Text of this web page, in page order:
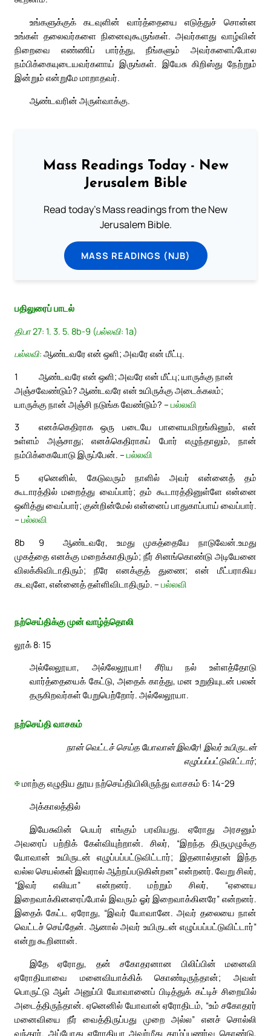
உங்களுக்குக் கடவுளின் வார்த்தையை எடுத்துச் சொன்ன
உங்கள் தலைவர்களை நினைவுகூருங்கள். அவர்களது வாழ்வின்
நிறைவை எண்ணிப் பார்த்து, நீங்களும் அவர்களைப்போல
நம்பிக்கையுடையவர்களாய் இருங்கள். இயேசு கிறிஸ்து நேற்றும்
இன்றும் என்றுமே மாறாதவர்.
ஆண்டவரின் அருள்வாக்கு.
Mass Readings Today - New
Jerusalem Bible
Read today's Mass readings from the New
Jerusalem Bible.
MASS READINGS (NJB)
பதிலுரைப் பாடல்
திபா 27: 1. 3. 5. 8b-9 (பல்லவி: 1a)
பல்லவி: ஆண்டவரே என் ஒளி; அவரே என் மீட்பு.
1
ஆண்டவரே என் ஒளி; அவரே என் மீட்பு; யாருக்கு நான்
அஞ்சவேண்டும்? ஆண்டவரே என் உயிருக்கு அடைக்கலம்;
யாருக்கு நான் அஞ்சி நடுங்க வேண்டும்? – பல்லவி
3
எனக்கெதிராக ஒரு படையே பாளையமிறங்கினும், என்
உள்ளம் அஞ்சாது; எனக்கெதிராகப் போர் எழுந்தாலும், நான்
நம்பிக்கையோடு இருப்பேன். – பல்லவி
5
ஏனெனில், கேடுவரும் நாளில் அவர் என்னைத் தம்
கூடாரத்தில் மறைத்து வைப்பார்; தம் கூடாரத்தினுள்ளே என்னை
ஒளித்து வைப்பார்; குன்றின்மேல் என்னைப் பாதுகாப்பாய் வைப்பார்.
– பல்லவி
8b
ஆண்டவரே, உமது முகத்தையே நாடுவேன்.
9
உமது
முகத்தை எனக்கு மறைக்காதிரும்; நீர் சினங்கொண்டு அடியேனை
விலக்கிவிடாதிரும்; நீரே எனக்குத் துணை; என் மீட்பராகிய
கடவுளே, என்னைத் தள்ளிவிடாதிரும். – பல்லவி
நற்செய்திக்கு முன் வாழ்த்தொலி
லூக் 8: 15
அல்லேலூயா, அல்லேலூயா! சீரிய நல் உள்ளத்தோடு
வார்த்தையைக் கேட்டு, அதைக் காத்து, மன உறுதியுடன் பலன்
தருகிறவர்கள் பேறுபெற்றோர். அல்லேலூயா.
நற்செய்தி வாசகம்
நான் வெட்டச் செய்த யோவான் இவரே! இவர் உயிருடன்
எழுப்பப்பட்டுவிட்டார்;
✠மாற்கு எழுதிய தூய நற்செய்தியிலிருந்து வாசகம் 6: 14-29
அக்காலத்தில்
இயேசுவின் பெயர் எங்கும் பரவியது. ஏரோது அரசனும்
அவரைப் பற்றிக் கேள்வியுற்றான். சிலர், “இறந்த திருமுழுக்கு
யோவான் உயிருடன் எழுப்பப்பட்டுவிட்டார்; இதனால்தான் இந்த
வல்ல செயல்கள் இவரால் ஆற்றப்படுகின்றன” என்றனர். வேறு சிலர்,
“இவர் எலியா” என்றனர். மற்றும் சிலர், “ஏனைய
இறைவாக்கினரைப்போல் இவரும் ஓர் இறைவாக்கினரே” என்றனர்.
இதைக் கேட்ட ஏரோது, “இவர் யோவானே. அவர் தலையை நான்
வெட்டச் செய்தேன். ஆனால் அவர் உயிருடன் எழுப்பப்பட்டுவிட்டார்”
என்று கூறினான்.
இதே ஏரோது, தன் சகோதரனான பிலிப்பின் மனைவி
ஏரோதியாவை மனைவியாக்கிக் கொண்டிருந்தான்; அவள்
பொருட்டு ஆள் அனுப்பி யோவானைப் பிடித்துக் கட்டிச் சிறையில்
அடைத்திருந்தான். ஏனெனில் யோவான் ஏரோதிடம், “உம் சகோதரர்
மனைவியை நீர் வைத்திருப்பது முறை அல்ல” எனச் சொல்லி
வந்தார். அப்போது ஏரோதியா அவர்மீது காழ்ப்புணர்வு கொண்டு,